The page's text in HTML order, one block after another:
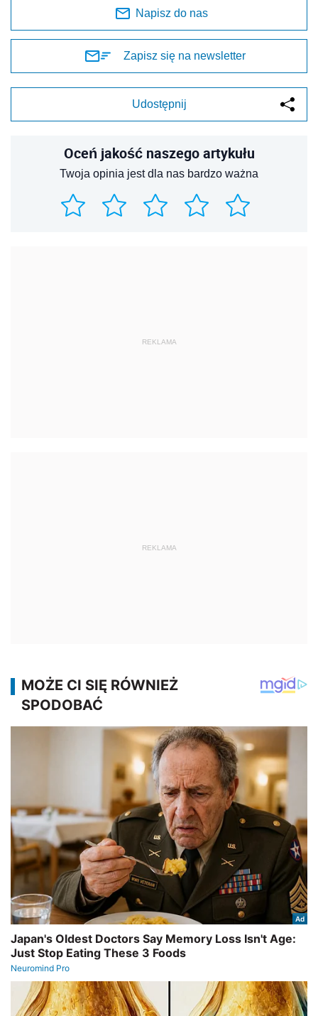
Napisz do nas
Zapisz się na newsletter
Udostępnij
Oceń jakość naszego artykułu
Twoja opinia jest dla nas bardzo ważna
REKLAMA
REKLAMA